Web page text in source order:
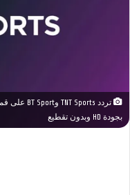
بجودة HD وبدون تقطيع